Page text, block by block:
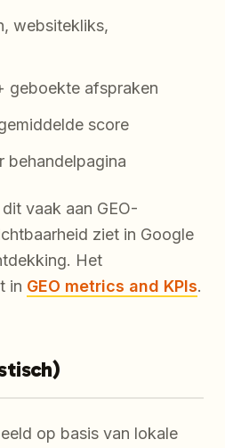
websitekliks,
geboekte afspraken
score
behandelpagina
vaak aan GEO-
ziet in Google
Het
in GEO metrics and KPIs.
op basis van lokale